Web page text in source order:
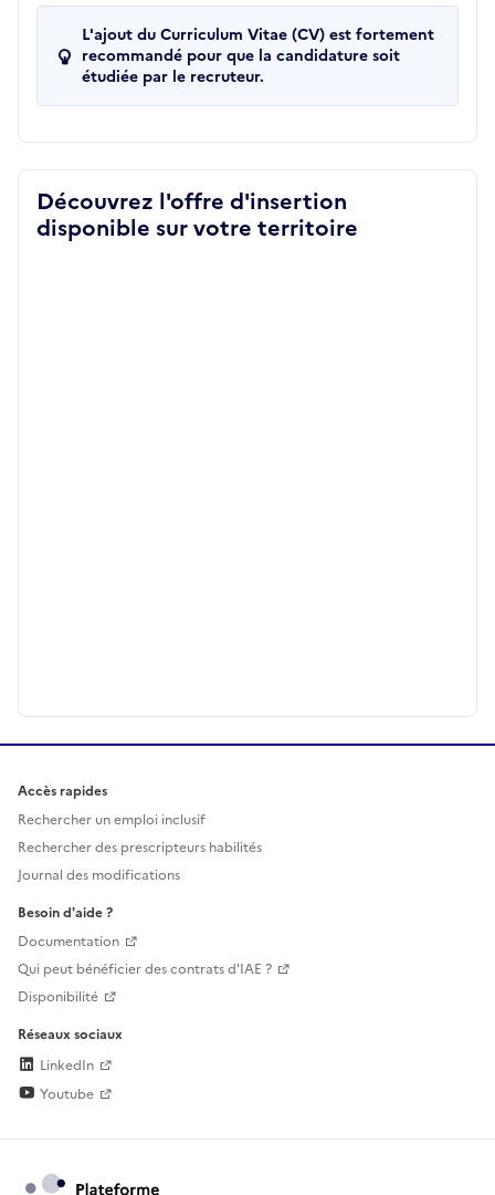
L'ajout du Curriculum Vitae (CV) est fortement
recommandé pour que la candidature soit
étudiée par le recruteur.
Découvrez l'offre d'insertion
disponible sur votre territoire
Accès rapides
Rechercher un emploi inclusif
Rechercher des prescripteurs habilités
Journal des modifications
Besoin d'aide ?
Documentation
Qui peut bénéficier des contrats d'IAE ?
Disponibilité
Réseaux sociaux
LinkedIn
Youtube